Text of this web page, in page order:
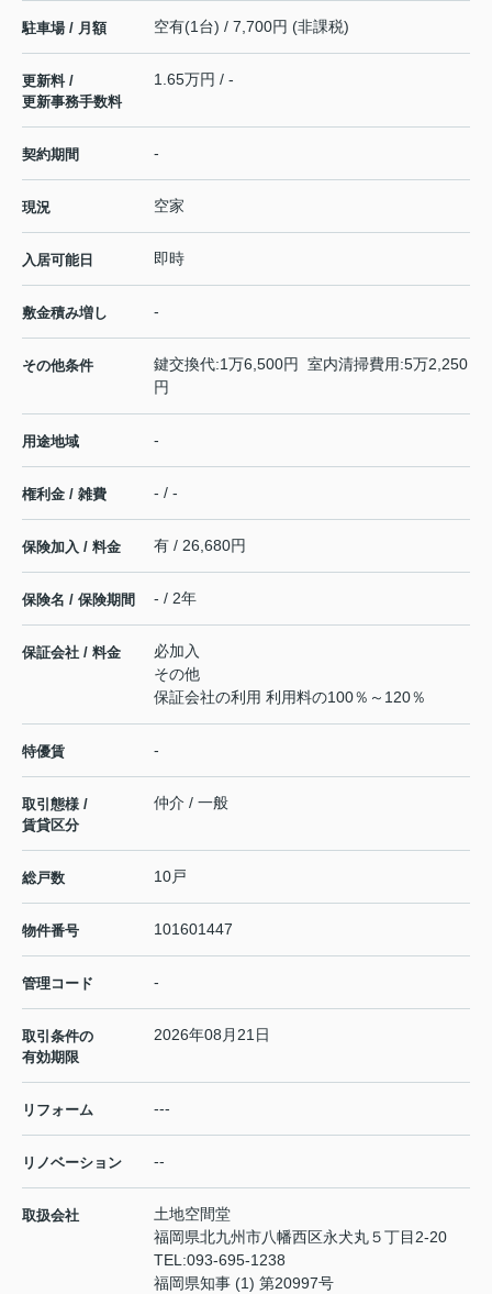
駐車場 / 月額 空有(1台) / 7,700円 (非課税)
更新料 /
更新事務手数料
1.65万円 / -
契約期間 -
現況 空家
入居可能日 即時
敷金積み増し -
その他条件
鍵交換代:1万6,500円 室内清掃費用:5万2,250
円
用途地域 -
権利金 / 雑費 - / -
保険加入 / 料金 有 / 26,680円
保険名 / 保険期間 - / 2年
保証会社 / 料金
必加入
その他
保証会社の利用 利用料の100％～120％
特優賃 -
取引態様 /
賃貸区分
仲介 / 一般
総戸数 10戸
物件番号 101601447
管理コード -
取引条件の
有効期限
2026年08月21日
リフォーム ---
リノベーション --
取扱会社
土地空間堂
福岡県北九州市八幡西区永犬丸５丁目2-20
TEL:093-695-1238
福岡県知事 (1) 第20997号